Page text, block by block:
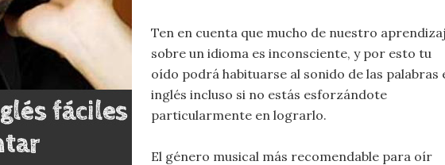
Ten en cuenta que mucho de nuestro
sobre un idioma es inconsciente, y por esto tu
oído podrá habituarse al sonido de las palabras
inglés incluso si no estás esforzándote
particularmente en lograrlo.
El género musical más recomendable para oír